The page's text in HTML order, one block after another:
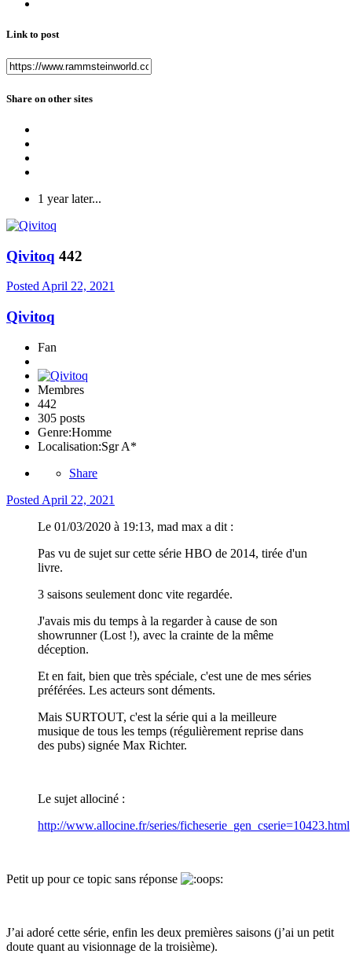
Link to post
Share on other sites
1 year later...
Qivitoq 442
Posted April 22, 2021
Qivitoq
Fan
Membres
442
305 posts
Genre:Homme
Localisation:Sgr A*
Share
Posted April 22, 2021
Le 01/03/2020 à 19:13, mad max a dit :
Pas vu de sujet sur cette série HBO de 2014, tirée d'un
livre.
3 saisons seulement donc vite regardée.
J'avais mis du temps à la regarder à cause de son
showrunner (Lost !), avec la crainte de la même
déception.
Et en fait, bien que très spéciale, c'est une de mes séries
préférées. Les acteurs sont déments.
Mais SURTOUT, c'est la série qui a la meilleure
musique de tous les temps (régulièrement reprise dans
des pubs) signée Max Richter.
Le sujet allociné :
http://www.allocine.fr/series/ficheserie_gen_cserie=10423.html
Petit up pour ce topic sans réponse
J’ai adoré cette série, enfin les deux premières saisons (j’ai un petit
doute quant au visionnage de la troisième).